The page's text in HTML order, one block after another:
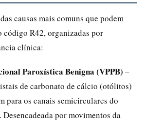
causas mais comuns que podem
código R42, organizadas por
clínica:
Paroxística Benigna (VPPB) –
de carbonato de cálcio (otólitos)
para os canais semicirculares do
por movimentos da